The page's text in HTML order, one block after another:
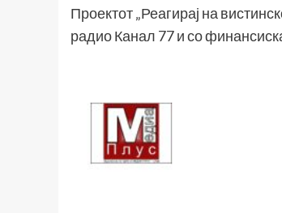
Проектот „Реагирај на
радио Канал 77 и со